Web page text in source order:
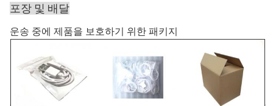
포장 및 배달
운송 중에 제품을 보호하기 위한 패키지